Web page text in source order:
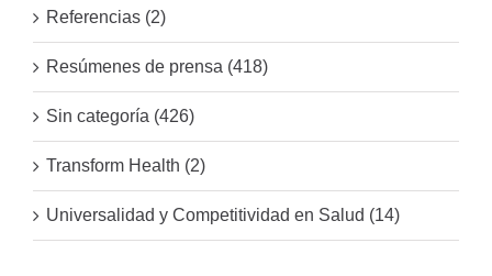
Referencias (2)
Resúmenes de prensa (418)
Sin categoría (426)
Transform Health (2)
Universalidad y Competitividad en Salud (14)